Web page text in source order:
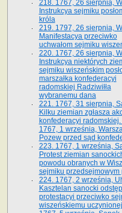
218. 1767, 26 sierpnia,
Instrukcya sejmiku
króla
219. 1797, 26 sierpnia,
Manifestacya przeciwko
uchwałom sejmiku
220. 1767, 26 sierpnia,
Instrukcya niektórych
sejmiku wiszeńskim
marszałka konfe­deracyi
radomskiej Radziwiłła
wybranemu dana
221. 1767, 31 sierpnia,
Kilku ziemian zgłasza
konfederacyi
1767, 1 września,
Pozew przed sąd
223. 1767, 1 września,
Protest ziemian
powodu obranych w
sejmiku przedsejmo­wym
224. 1767, 2 września,
Kasztelan sanocki
protestacyi przeciwko
wiszeńskiemu